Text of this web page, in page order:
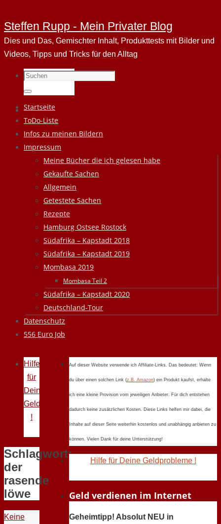
Steffen Rupp - Mein Privater Blog
Dies und Das, Gemischter Inhalt, Produkttests mit Bilder und
Videos, Tipps und Tricks für den Alltag
Suchen
nach:
Suchen
Zum
Inhalt
springen
Startseite
ToDo-Liste
Infos zu meinen Bildern
Impressum
Meine Bücher die ich gelesen habe
Gekaufte Sachen
Allgemein
Getestete Sachen
Rezepte
Hamburg Ostsee Rostock
Südafrika – Kapstadt 2018
Südafrika – Kapstadt 2019
Mombasa 2019
Mombasa Teil 2
Südafrika – Kapstadt 2020
Deutschland-Tour
Datenschutz
556 Euro Job
Hilfe
für
Deine
Geldprobleme
!
Schlagwort:
der
rasende
löwe
Keine
Auf dieser Website verwende ich Affiliate-Links. Das bedeutet: Wenn
du über einen solchen Link (z.B. Amazon) ein Produkt kaufst, erhalte
ich eine kleine Provision vom jeweiligen Anbieter. Für dich entstehen
dadurch keine zusätzlichen Kosten. Diese Links helfen mir dabei, die
Inhalte auf dieser Seite weiterhin kostenlos und unabhängig anbieten zu
können. Vielen Dank für deine Unterstützung!
Hilfe für Deine Geldprobleme !
Geld verdienen im Internet
Geheimtipp! Absolut NEU in